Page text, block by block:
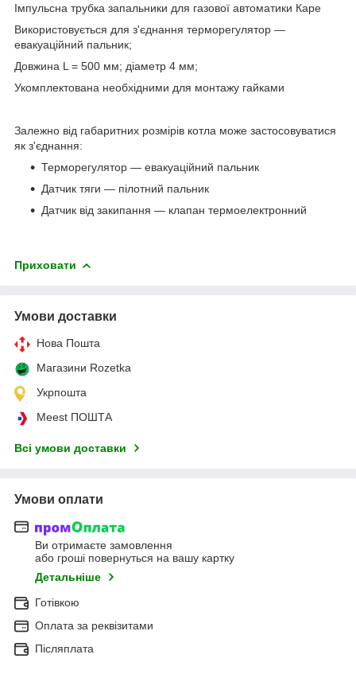
Імпульсна трубка запальники для газової автоматики Каре
Використовується для з'єднання терморегулятор —
евакуаційний пальник;
Довжина L = 500 мм; діаметр 4 мм;
Укомплектована необхідними для монтажу гайками
Залежно від габаритних розмірів котла може застосовуватися
як з'єднання:
Терморегулятор — евакуаційний пальник
Датчик тяги — пілотний пальник
Датчик від закипання — клапан термоелектронний
Приховати
Умови доставки
Нова Пошта
Магазини Rozetka
Укрпошта
Meest ПОШТА
Всі умови доставки
Умови оплати
Ви отримаєте замовлення
або гроші повернуться на вашу картку
Детальніше
Готівкою
Оплата за реквізитами
Післяплата